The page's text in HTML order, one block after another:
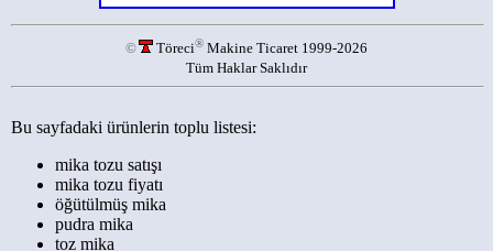
© Töreci® Makine Ticaret 1999-2026
Tüm Haklar Saklıdır
Bu sayfadaki ürünlerin toplu listesi:
mika tozu satışı
mika tozu fiyatı
öğütülmüş mika
pudra mika
toz mika